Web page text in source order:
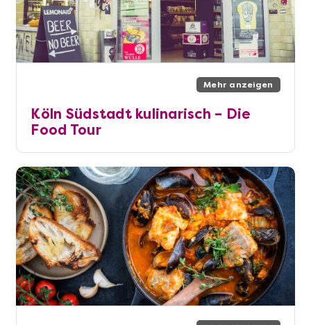
Mehr anzeigen
Köln Südstadt kulinarisch – Die
Food Tour